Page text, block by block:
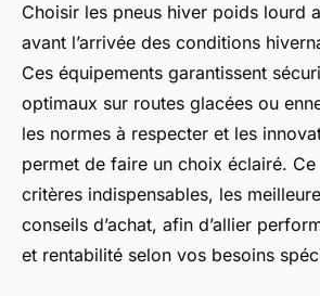
Choisir les pneus hiver poids lourd
avant l’arrivée des conditions
Ces équipements garantissent
optimaux sur routes glacées ou
les normes à respecter et les
permet de faire un choix éclairé.
critères indispensables, les
conseils d’achat, afin d’allier
et rentabilité selon vos besoins